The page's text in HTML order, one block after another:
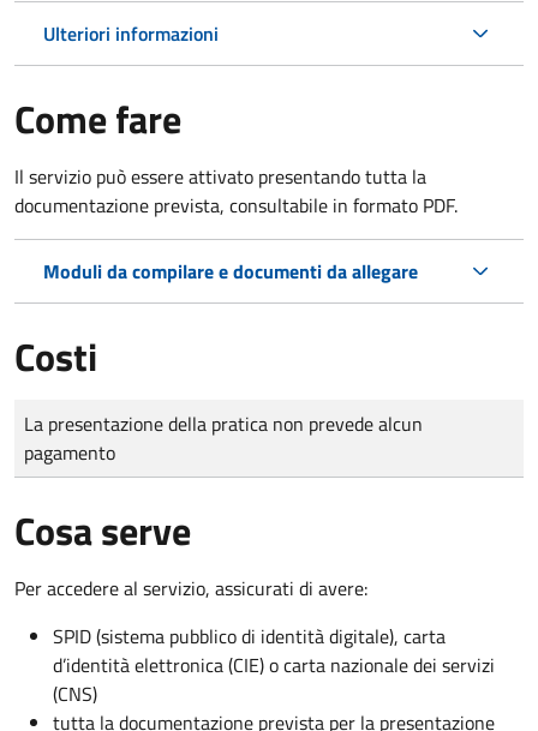
Ulteriori informazioni
Come fare
Il servizio può essere attivato presentando tutta la
documentazione prevista, consultabile in formato PDF.
Moduli da compilare e documenti da allegare
Costi
Tipo di pagamento
Importo
La presentazione della pratica non prevede alcun
pagamento
Cosa serve
Per accedere al servizio, assicurati di avere:
SPID (sistema pubblico di identità digitale), carta
d’identità elettronica (CIE) o carta nazionale dei servizi
(CNS)
tutta la documentazione prevista per la presentazione